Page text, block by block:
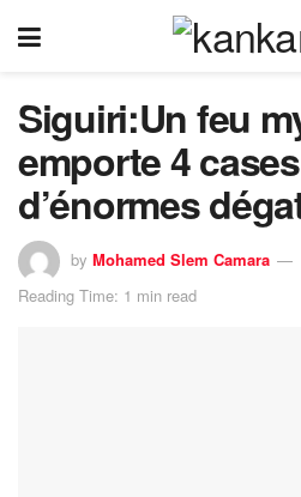
Siguiri:Un feu
emporte 4
d’énormes
by Mohamed Slem Camara
Reading Time: 1 min read